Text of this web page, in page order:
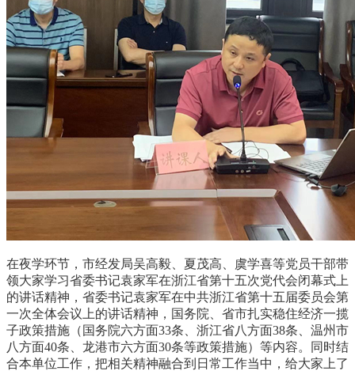
在夜学环节，市经发局吴高毅、夏茂高、虞学喜等党员干部带
领大家学习省委书记袁家军在浙江省第十五次党代会闭幕式上
的讲话精神，省委书记袁家军在中共浙江省第十五届委员会第
一次全体会议上的讲话精神，国务院、省市扎实稳住经济一揽
子政策措施（国务院六方面33条、浙江省八方面38条、温州市
八方面40条、龙港市六方面30条等政策措施）等内容。
同时结
合本单位工作，把相关精神融合到日常工作当中，给大家上了